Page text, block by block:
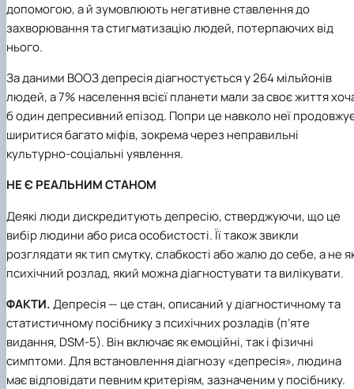
допомогою, а й зумовлюють негативне ставлення до
захворювання та стигматизацію людей, потерпаючих від
нього.
За даними ВООЗ депресія діагностується у 264 мільйонів
людей, а 7% населення всієї планети мали за своє життя
б один депресивний епізод. Попри це навколо неї
ширитися багато міфів, зокрема через неправильні
культурно-соціальні уявлення.
НЕ Є РЕАЛЬНИМ СТАНОМ
Деякі люди дискредитують депресію, стверджуючи, що це
вибір людини або риса особистості. Її також звикли
розглядати як тип смутку, слабкості або жалю до себе, а не
психічний розлад, який можна діагностувати та вилікувати.
ФАКТИ.Депресія — це стан, описаний у діагностичному та
статистичному посібнику з психічних розладів (п’яте
видання, DSM-5). Він включає як емоційні, так і фізичні
симптоми. Для встановлення діагнозу «депресія», людина
має відповідати певним критеріям, зазначеним у посібнику.